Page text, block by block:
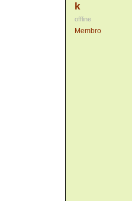
k
offline
Membro